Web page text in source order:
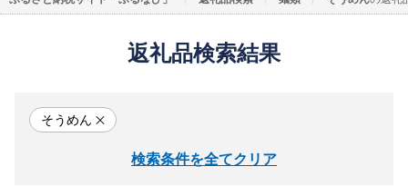
返礼品検索結果
そうめん
検索条件を全てクリア